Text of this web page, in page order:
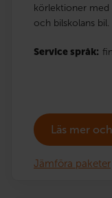
körlektioner med
och bilskolans bil.
Service språk:
Läs mer
Jämföra paketer